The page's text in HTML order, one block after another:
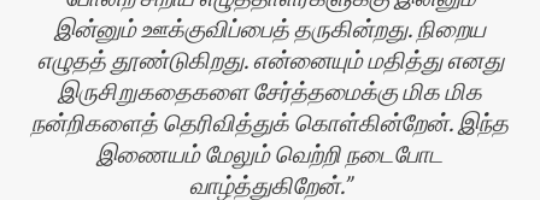
இன்னும் ஊக்குவிப்பைத் தருகின்றது. நிறைய
எழுதத் தூண்டுகிறது. என்னையும் மதித்து எனது
இருசிறுகதைகளை சேர்த்தமைக்கு மிக மிக
நன்றிகளைத் தெரிவித்துக் கொள்கின்றேன். இந்த
இணையம் மேலும் வெற்றி நடைபோட
வாழ்த்துகிறேன்.